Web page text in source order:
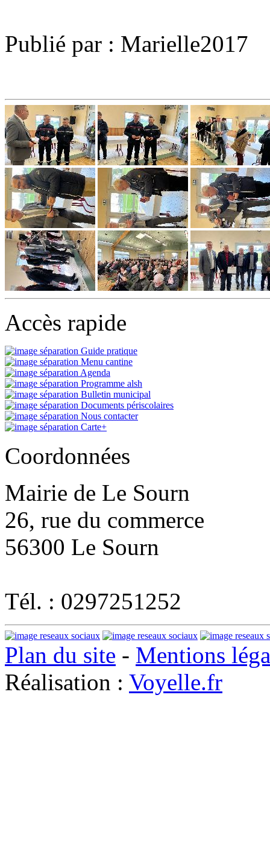
Publié par : Marielle2017
Accès rapide
Guide pratique
Menu cantine
Agenda
Programme alsh
Bulletin municipal
Documents périscolaires
Nous contacter
Carte+
Coordonnées
Mairie de Le Sourn
26, rue du commerce
56300 Le Sourn
Tél. : 0297251252
Plan du site - Mentions
Réalisation : Voyelle.fr